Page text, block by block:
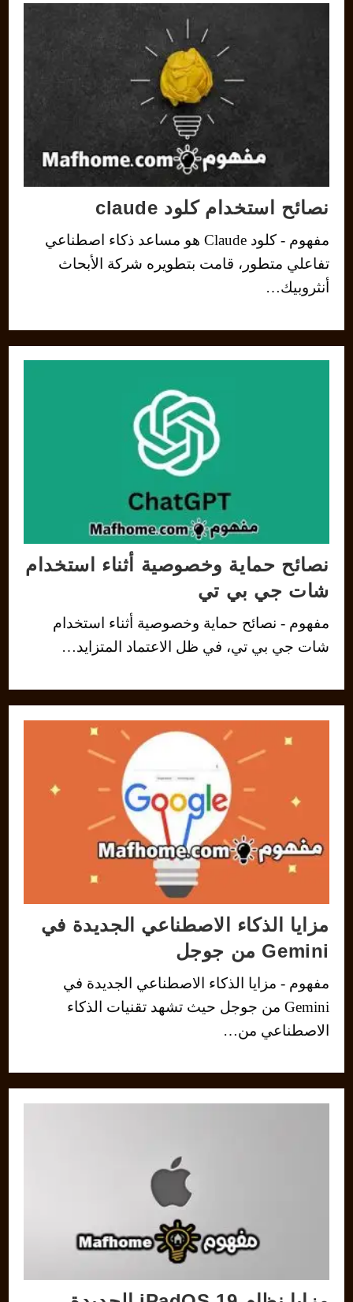
نصائح استخدام كلود claude
مفهوم - كلود Claude هو مساعد ذكاء اصطناعي
تفاعلي متطور، قامت بتطويره شركة الأبحاث
أنثروبيك…
نصائح حماية وخصوصية أثناء استخدام
شات جي بي تي
مفهوم - نصائح حماية وخصوصية أثناء استخدام
شات جي بي تي، في ظل الاعتماد المتزايد…
مزايا الذكاء الاصطناعي الجديدة في
Gemini من جوجل
مفهوم - مزايا الذكاء الاصطناعي الجديدة في
Gemini من جوجل حيث تشهد تقنيات الذكاء
الاصطناعي من…